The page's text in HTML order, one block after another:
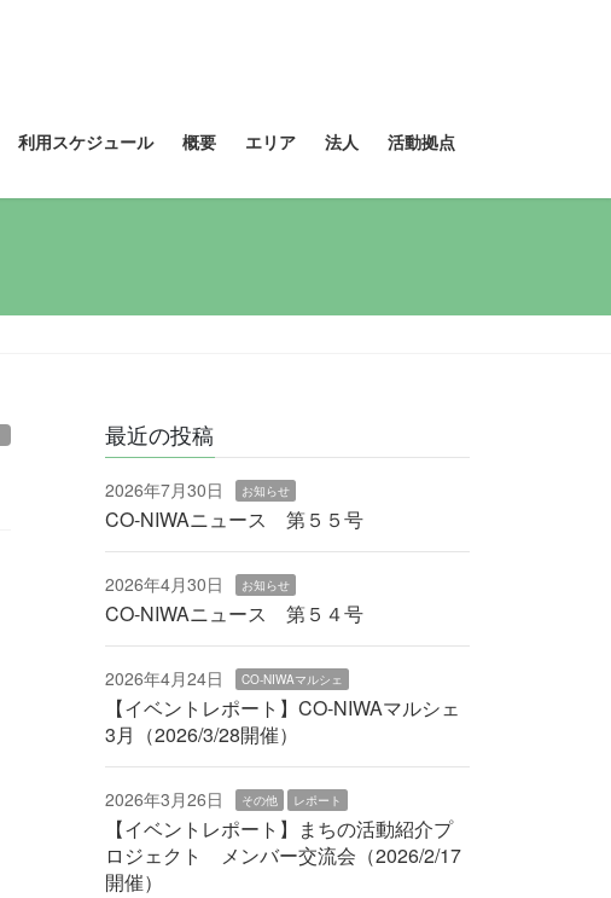
利用スケジュール 概要 エリア 法人 活動拠点
最近の投稿
2026年7月30日 お知らせ
CO-NIWAニュース 第５５号
2026年4月30日 お知らせ
CO-NIWAニュース 第５４号
2026年4月24日 CO-NIWAマルシェ
【イベントレポート】CO-NIWAマルシェ
3月（2026/3/28開催）
2026年3月26日 その他 レポート
【イベントレポート】まちの活動紹介プ
ロジェクト メンバー交流会（2026/2/17
開催）